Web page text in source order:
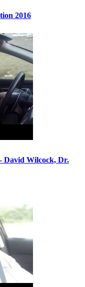
2016
David Wilcock, Dr.